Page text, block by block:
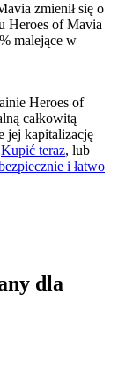
zabezpieczenie
zmienił się o
Heroes of Mavia
malejące w
Heroes of
całkowitą
jej kapitalizację
Kupić teraz, lub
i łatwo
dla